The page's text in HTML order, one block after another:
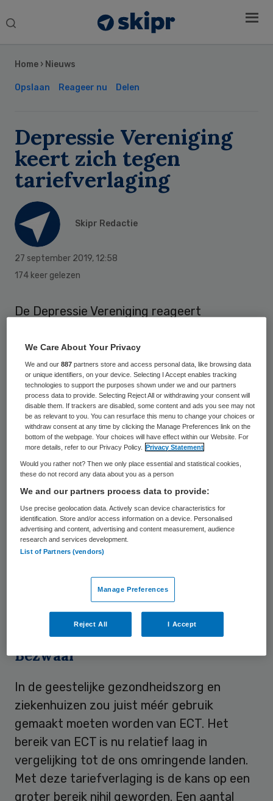
Search
Home › Nieuws
Opslaan Reageer nu Delen
Depressie Vereniging
keert zich tegen
tariefverlaging
Skipr Redactie
27 september 2019, 12:58
174 keer gelezen
De Depressie Vereniging reageert
Nederlandse Zorgautoriteit (NZa) de
tarieven voor Electro Convulsie Therapie
(ECT) per 1 januari met bijna 30 procent
gaat verlagen. Omdat het voorgestelde
tarief niet kostendekkend zal zijn, is de
vrees dat ziekenhuizen en ggz-instellingen
ECT steeds minder zullen aanbieden.
In Nederland wordt relatief weinig gebruik
van deze behandelmethode. Toch kunnen
vooral patiënten met een chronische
depressie hier baat bij hebben. Met de
kans groot dat steeds minder ziekenhuizen
ECT zullen aanbieden. Daarmee wordt de
behandeling onbereikbaar voor patiënten.
Bezwaar
In de geestelijke gezondheidszorg en
ziekenhuizen zou juist méér gebruik
gemaakt moeten worden van ECT. Het
bereik van ECT is nu relatief laag in
vergelijking tot de ons omringende landen.
Met deze tariefverlaging is de kans op een
groter bereik nihil geworden. Een aantal
Sidebar
We Care About Your Privacy
We and our887 partners store and access personal data, like browsing data
or unique identifiers, on your device. Selecting I Accept enables tracking
technologies to support the purposes shown under we and our partners
process data to provide. Selecting Reject All or withdrawing your consent will
disable them. If trackers are disabled, some content and ads you see may not
be as relevant to you. You can resurface this menu to change your choices or
withdraw consent at any time by clicking the Manage Preferences link on the
bottom of the webpage. Your choices will have effect within our Website. For
more details, refer to our Privacy Policy.
Privacy Statement
Would you rather not? Then we only place essential and statistical cookies,
these do not record any data about you as a person
We and our partners process data to provide:
Use precise geolocation data. Actively scan device characteristics for
identification. Store and/or access information on a device. Personalised
advertising and content, advertising and content measurement, audience
research and services development.
List of Partners (vendors)
Manage Preferences
Reject All I Accept